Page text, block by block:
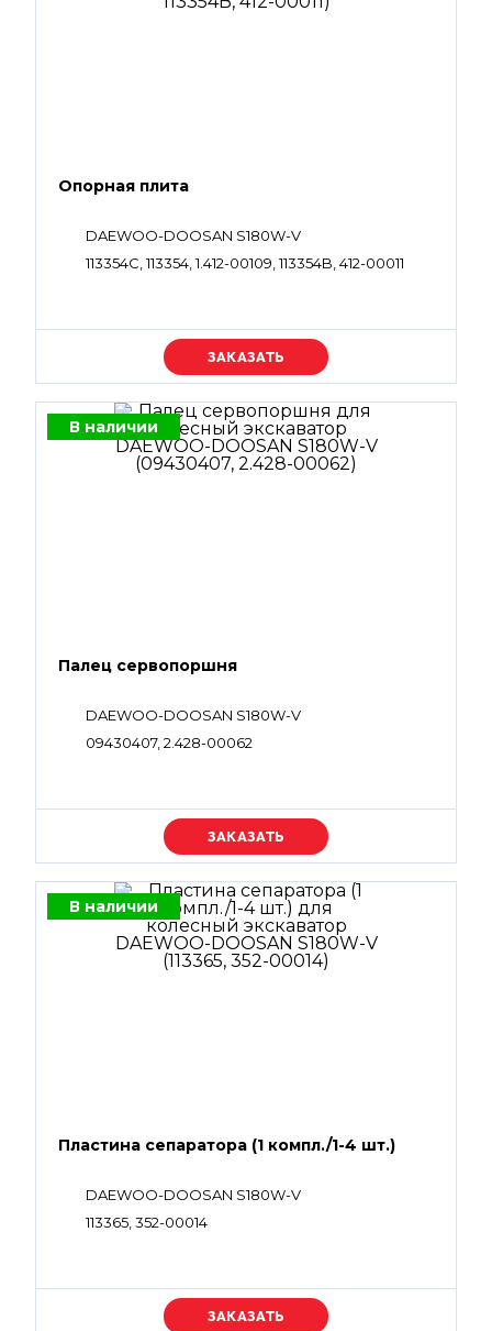
Опорная плита
DAEWOO-DOOSAN S180W-V
113354C, 113354, 1.412-00109, 113354B, 412-00011
Уточняйте цену
В наличии
Палец сервопоршня
DAEWOO-DOOSAN S180W-V
09430407, 2.428-00062
Уточняйте цену
В наличии
Пластина сепаратора (1 компл./1-4 шт.)
DAEWOO-DOOSAN S180W-V
113365, 352-00014
Уточняйте цену